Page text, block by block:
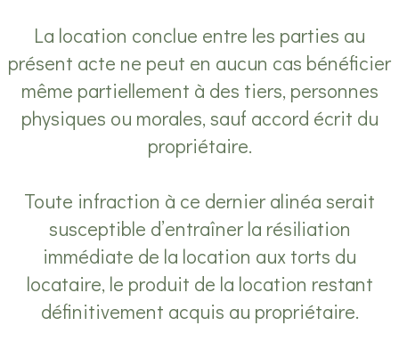
La location conclue entre les parties au
présent acte ne peut en aucun cas bénéficier
même partiellement à des tiers, personnes
physiques ou morales, sauf accord écrit du
propriétaire.
Toute infraction à ce dernier alinéa serait
susceptible d’entraîner la résiliation
immédiate de la location aux torts du
locataire, le produit de la location restant
définitivement acquis au propriétaire.